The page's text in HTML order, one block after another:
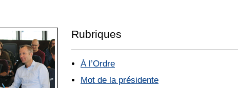
Rubriques
À l’Ordre
Mot de la présidente